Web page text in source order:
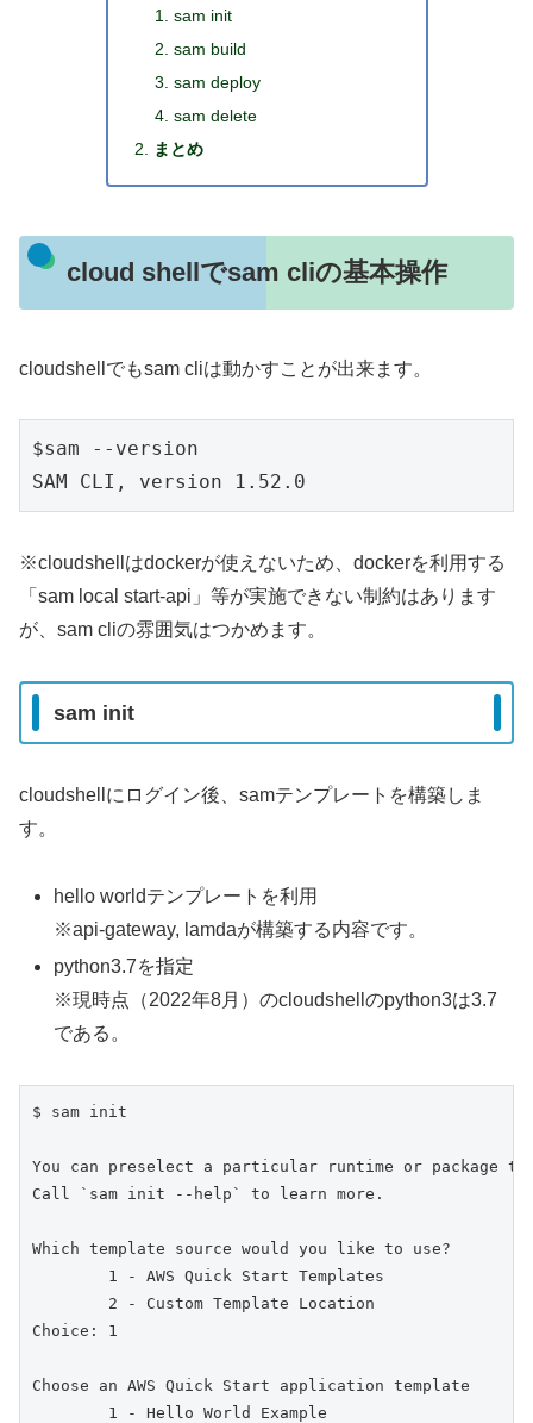
sam init
sam build
sam deploy
sam delete
まとめ
cloud shellでsam cliの基本操作
cloudshellでもsam cliは動かすことが出来ます。
$sam --version
SAM CLI, version 1.52.0
※cloudshellはdockerが使えないため、dockerを利用する
「sam local start-api」等が実施できない制約はあります
が、sam cliの雰囲気はつかめます。
sam init
cloudshellにログイン後、samテンプレートを構築しま
す。
hello worldテンプレートを利用
※api-gateway, lamdaが構築する内容です。
python3.7を指定
※現時点（2022年8月）のcloudshellのpython3は3.7
である。
$ sam init
You can preselect a particular runtime or package
Call `sam init --help` to learn more.
Which template source would you like to use?
        1 - AWS Quick Start Templates
        2 - Custom Template Location
Choice: 1
Choose an AWS Quick Start application template
        1 - Hello World Example